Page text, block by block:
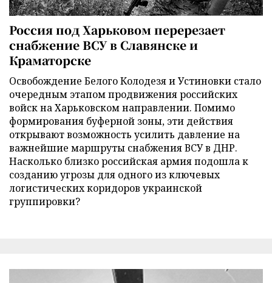
Россия под Харьковом перерезает
снабжение ВСУ в Славянске и
Краматорске
Освобождение Белого Колодезя и Устиновки стало
очередным этапом продвижения российских
войск на Харьковском направлении. Помимо
формирования буферной зоны, эти действия
открывают возможность усилить давление на
важнейшие маршруты снабжения ВСУ в ДНР.
Насколько близко российская армия подошла к
созданию угрозы для одного из ключевых
логистических коридоров украинской
группировки?